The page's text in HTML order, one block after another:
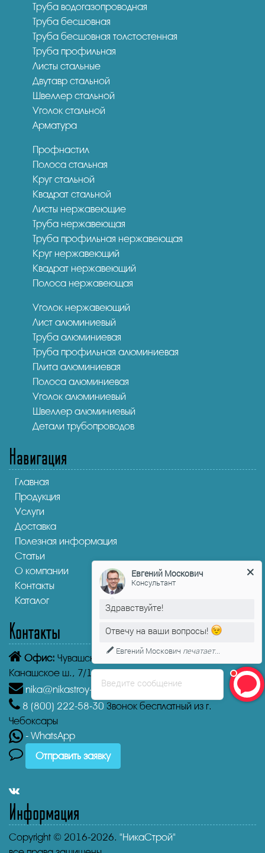
Труба водогазопроводная
Труба бесшовная
Труба бесшовная толстостенная
Труба профильная
Листы стальные
Двутавр стальной
Швеллер стальной
Уголок стальной
Арматура
Профнастил
Полоса стальная
Круг стальной
Квадрат стальной
Листы нержавеющие
Труба нержавеющая
Труба профильная нержавеющая
Круг нержавеющий
Квадрат нержавеющий
Полоса нержавеющая
Уголок нержавеющий
Лист алюминиевый
Труба алюминиевая
Труба профильная алюминиевая
Плита алюминиевая
Полоса алюминиевая
Уголок алюминиевый
Швеллер алюминиевый
Детали трубопроводов
Навигация
Главная
Продукция
Услуги
Доставка
Полезная информация
Статьи
О компании
Контакты
Каталог
Контакты
Офис: Чувашская Республика,
Канашское ш., 7/1
nika@nikastroy-msk.ru
8 (800) 222-58-30 Звонок бесплатный из г.
Чебоксары
- WhatsApp
Отправить заявку
Информация
Copyright © 2016-2026. "НикаСтрой"
Введите сообщение
Евгений Москович
Консультант
Здравствуйте!
Отвечу на ваши вопросы!
Евгений Москович печатает...